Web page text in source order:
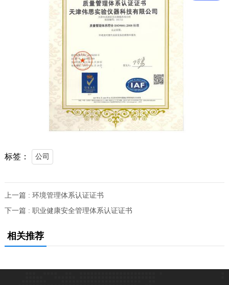
标签： 公司
上一篇 : 环境管理体系认证证书
下一篇 : 职业健康安全管理体系认证证书
相关推荐